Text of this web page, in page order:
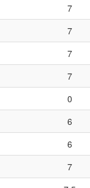
7
7
7
7
0
6
6
7